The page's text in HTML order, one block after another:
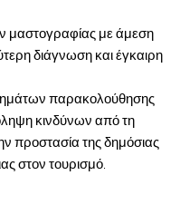
με άμεση
διάγνωση και έγκαιρη
παρακολούθησης
κινδύνων από τη
προστασία της δημόσιας
στον τουρισμό.